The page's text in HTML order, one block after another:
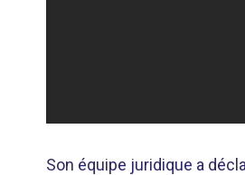
Son équipe juridique a